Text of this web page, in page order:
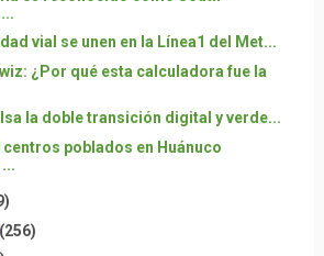
vial se unen en la Línea1 del Met...
¿Por qué esta calculadora fue la
la doble transición digital y verde...
centros poblados en Huánuco
(256)